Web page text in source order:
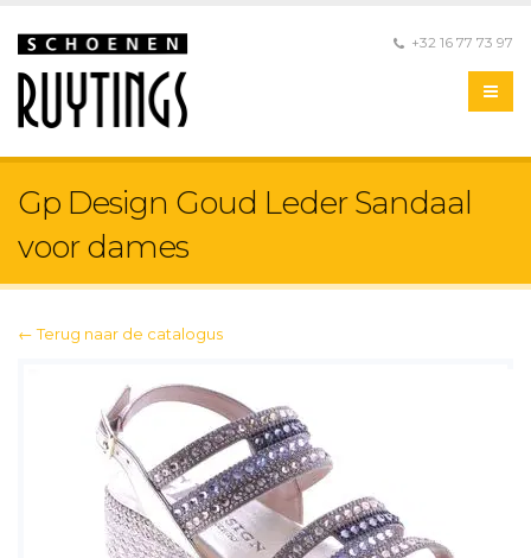
+32 16 77 73 97
Gp Design Goud Leder Sandaal
voor dames
← Terug naar de catalogus